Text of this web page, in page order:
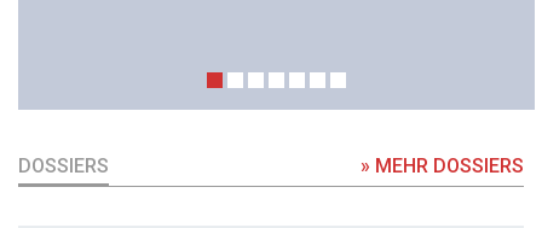
DOSSIERS » MEHR DOSSIERS